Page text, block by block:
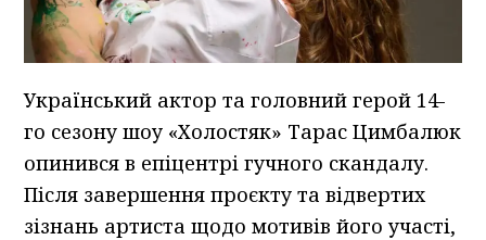
Український актор та головний герой 14-
го сезону шоу «Холостяк» Тарас Цимбалюк
опинився в епіцентрі гучного скандалу.
Після завершення проєкту та відвертих
зізнань артиста щодо мотивів його участі,